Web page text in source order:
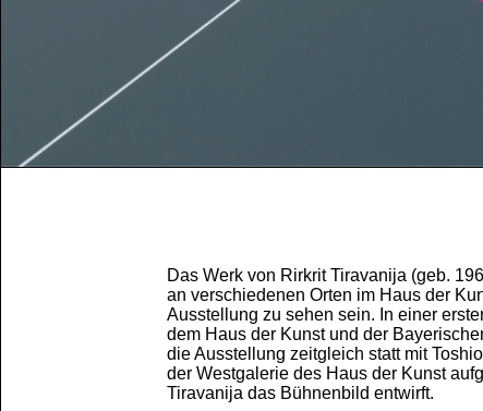
Das Werk von Rirkrit Tiravanija (geb.
an verschiedenen Orten im Haus der
Ausstellung zu sehen sein. In einer
dem Haus der Kunst und der
die Ausstellung zeitgleich statt mit
der Westgalerie des Haus der Kunst
Tiravanija das Bühnenbild entwirft.